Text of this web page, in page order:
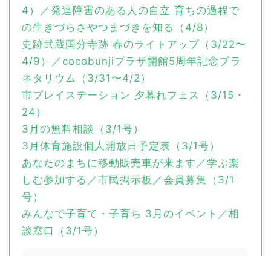
4）／発達障害のある人の自立 育ちの過程で
の生きづらさやつまづきを知る（4/8）
史跡武蔵国分寺跡 春のライトアップ（3/22〜
4/9）／cocobunjiプラザ開館5周年記念プラ
ネタリウム（3/31〜4/2）
市プレイステーション 夕暮れフェス（3/15・
24）
3月の無料相談（3/1号）
3月体育施設個人開放日予定表（3/1号）
あなたのまちに移動販売車が来ます／学ぶ楽
しむ参加する／市民掲示板／会員募集（3/1
号）
みんなで子育て・子育ち 3月のイベント／相
談窓口（3/1号）